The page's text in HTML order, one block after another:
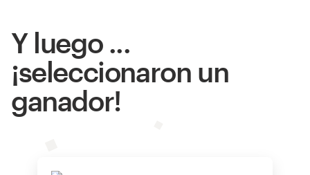
Y luego ...
¡seleccionaron un
ganador!